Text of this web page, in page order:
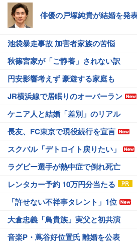
#セリエA
#カナダ #イタリア
俳優の戸塚純貴が結婚を発
池袋暴走事故 加害者家族の苦悩
秋篠宮家が「ご静養」されない訳
円安影響考えず 豪遊する家庭も
JR横浜線で居眠りのオーバーラン
ケニア人と結婚「差別」のリアル
長友、FC東京で現役続行を宣言
スクバル「デトロイト戻りたい」
ラグビー選手が熱中症で倒れ死亡
レンタカー予約 10万円分当たる
「許せない不祥事タレント」1位
大倉忠義「鳥貴族」実父と初共演
音楽P・蔦谷好位置氏 離婚を公表